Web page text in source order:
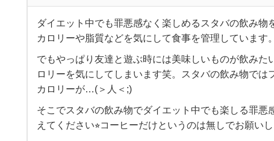
ダ
イ
エ
ッ
ダイエット中でも罪悪感なく楽しめるスタバの飲み物
カロリーや脂質などを気にして食事を管理しています。
でもやっぱり友達と遊ぶ時には美味しいものが飲みた
ロリーを気にしてしまいます笑。スタバの飲み物では
カロリーが…(＞人＜;)
そこでスタバの飲み物でダイエット中でも楽しる罪悪
えてください⭐︎コーヒーだけというのは無しでお願いし